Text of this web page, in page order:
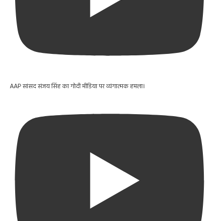
AAP सांसद संजय सिंह का गोदी मीडिया पर व्यंगात्मक हमला।